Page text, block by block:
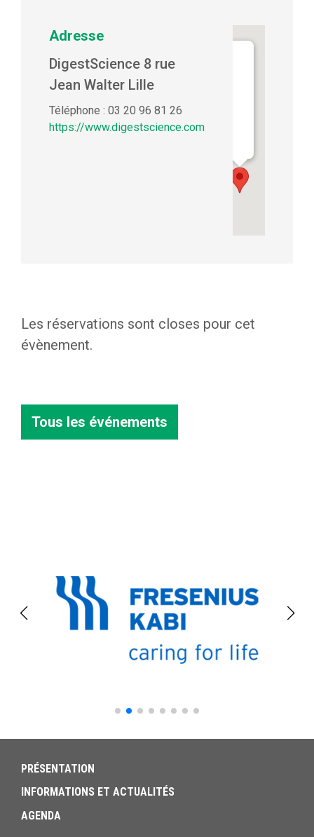
Adresse
DigestScience 8 rue
Jean Walter Lille
Téléphone : 03 20 96 81 26
https://www.digestscience.com
e
n
c
e
Les réservations sont closes pour cet
évènement.
Tous les événements
PRÉSENTATION
INFORMATIONS ET ACTUALITÉS
AGENDA